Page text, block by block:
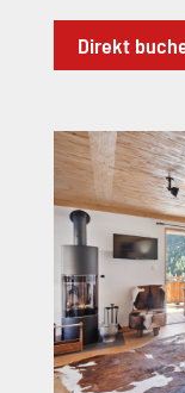
Direkt